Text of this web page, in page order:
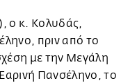
ο κ. Κολυδάς,
πριν από το
με την Μεγάλη
Πανσέληνο, το